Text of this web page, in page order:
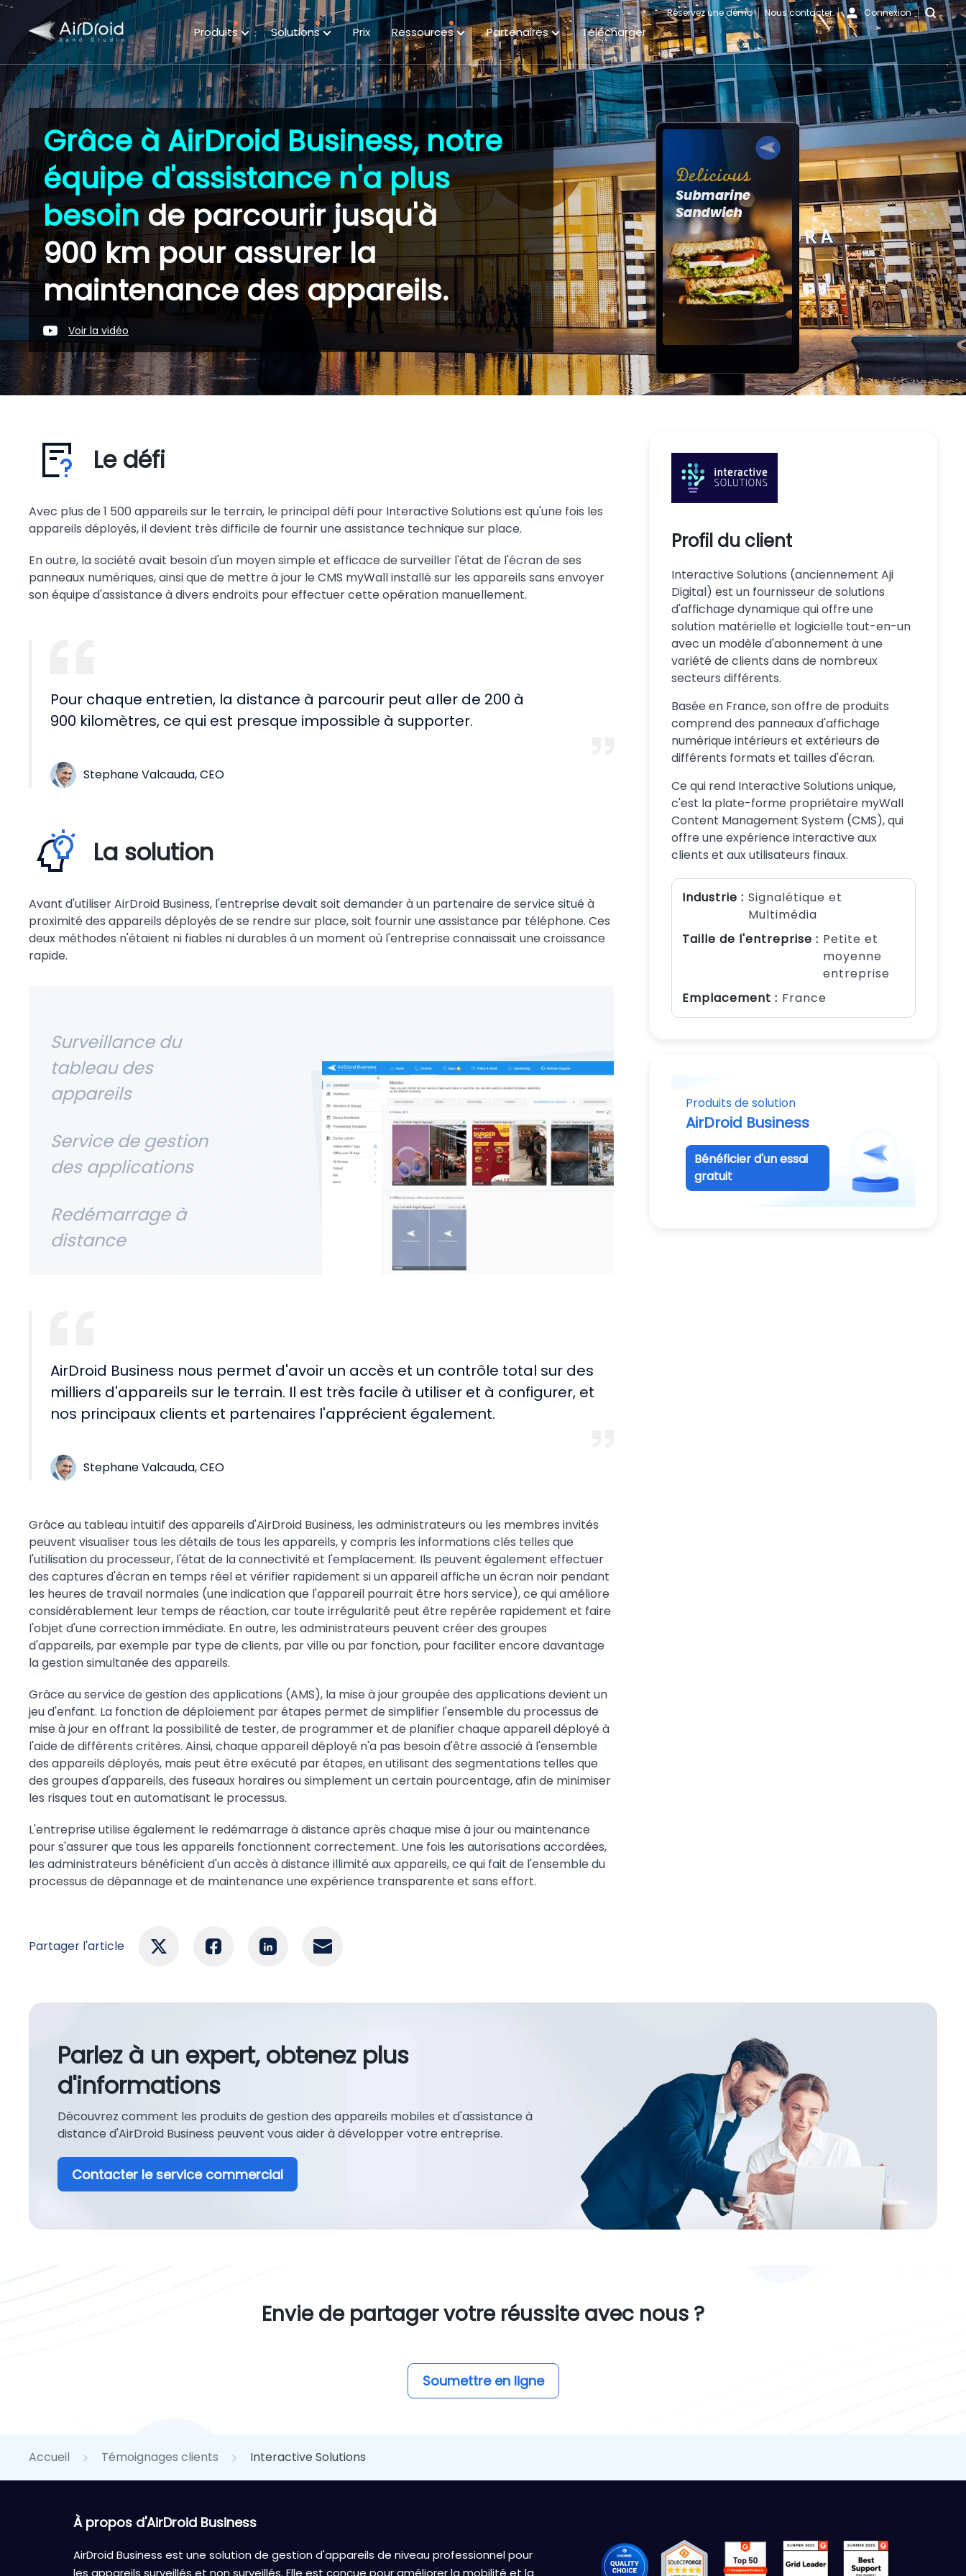
Produits Solutions Prix Ressources Partenaires Télécharger
Réservez une démo Nous contacter Connexion
Grâce à AirDroid Business, notre
équipe d'assistance n'a plus
besoinde parcourir jusqu'à
900 km pour assurer la
maintenance des appareils.
Voir la vidéo
Le défi
Avec plus de 1 500 appareils sur le terrain, le principal défi pour Interactive Solutions est qu'une fois les
appareils déployés, il devient très difficile de fournir une assistance technique sur place.
En outre, la société avait besoin d'un moyen simple et efficace de surveiller l'état de l'écran de ses
panneaux numériques, ainsi que de mettre à jour le CMS myWall installé sur les appareils sans envoyer
son équipe d'assistance à divers endroits pour effectuer cette opération manuellement.
Pour chaque entretien, la distance à parcourir peut aller de 200 à
900 kilomètres, ce qui est presque impossible à supporter.
Stephane Valcauda, CEO
La solution
Avant d'utiliser AirDroid Business, l'entreprise devait soit demander à un partenaire de service situé à
proximité des appareils déployés de se rendre sur place, soit fournir une assistance par téléphone. Ces
deux méthodes n'étaient ni fiables ni durables à un moment où l'entreprise connaissait une croissance
rapide.
Surveillance du
tableau des
appareils
Service de gestion
des applications
Redémarrage à
distance
AirDroid Business nous permet d'avoir un accès et un contrôle total sur des
milliers d'appareils sur le terrain. Il est très facile à utiliser et à configurer, et
nos principaux clients et partenaires l'apprécient également.
Stephane Valcauda, CEO
Grâce au tableau intuitif des appareils d'AirDroid Business, les administrateurs ou les membres invités
peuvent visualiser tous les détails de tous les appareils, y compris les informations clés telles que
l'utilisation du processeur, l'état de la connectivité et l'emplacement. Ils peuvent également effectuer
des captures d'écran en temps réel et vérifier rapidement si un appareil affiche un écran noir pendant
les heures de travail normales (une indication que l'appareil pourrait être hors service), ce qui améliore
considérablement leur temps de réaction, car toute irrégularité peut être repérée rapidement et faire
l'objet d'une correction immédiate. En outre, les administrateurs peuvent créer des groupes
d'appareils, par exemple par type de clients, par ville ou par fonction, pour faciliter encore davantage
la gestion simultanée des appareils.
Grâce au service de gestion des applications (AMS), la mise à jour groupée des applications devient un
jeu d'enfant. La fonction de déploiement par étapes permet de simplifier l'ensemble du processus de
mise à jour en offrant la possibilité de tester, de programmer et de planifier chaque appareil déployé à
l'aide de différents critères. Ainsi, chaque appareil déployé n'a pas besoin d'être associé à l'ensemble
des appareils déployés, mais peut être exécuté par étapes, en utilisant des segmentations telles que
des groupes d'appareils, des fuseaux horaires ou simplement un certain pourcentage, afin de minimiser
les risques tout en automatisant le processus.
L'entreprise utilise également le redémarrage à distance après chaque mise à jour ou maintenance
pour s'assurer que tous les appareils fonctionnent correctement. Une fois les autorisations accordées,
les administrateurs bénéficient d'un accès à distance illimité aux appareils, ce qui fait de l'ensemble du
processus de dépannage et de maintenance une expérience transparente et sans effort.
Partager l'article
Profil du client
Interactive Solutions (anciennement Aji
Digital) est un fournisseur de solutions
d'affichage dynamique qui offre une
solution matérielle et logicielle tout-en-un
avec un modèle d'abonnement à une
variété de clients dans de nombreux
secteurs différents.
Basée en France, son offre de produits
comprend des panneaux d'affichage
numérique intérieurs et extérieurs de
différents formats et tailles d'écran.
Ce qui rend Interactive Solutions unique,
c'est la plate-forme propriétaire myWall
Content Management System (CMS), qui
offre une expérience interactive aux
clients et aux utilisateurs finaux.
Industrie : Signalétique et
Multimédia
Taille de l'entreprise : Petite et
moyenne
entreprise
Emplacement : France
Produits de solution
AirDroid Business
Bénéficier d'un essai
gratuit
Parlez à un expert, obtenez plus
d'informations
Découvrez comment les produits de gestion des appareils mobiles et d'assistance à
distance d'AirDroid Business peuvent vous aider à développer votre entreprise.
Contacter le service commercial
Envie de partager votre réussite avec nous ?
Soumettre en ligne
Accueil Témoignages clients Interactive Solutions
À propos d'AirDroid Business
AirDroid Business est une solution de gestion d'appareils de niveau professionnel pour
les appareils surveillés et non surveillés. Elle est conçue pour améliorer la mobilité et la